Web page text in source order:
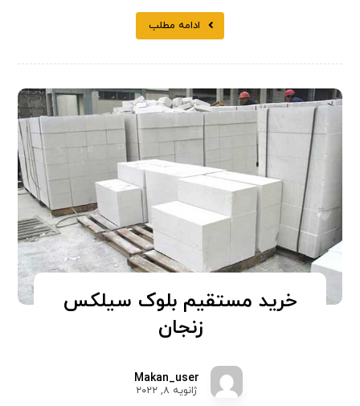
ادامه مطلب
خرید مستقیم بلوک سیلکس
زنجان
Makan_user
ژانویه ۸, ۲۰۲۲